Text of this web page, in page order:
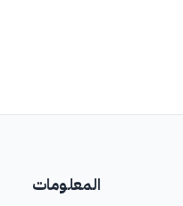
المعلومات